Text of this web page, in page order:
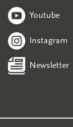
Youtube
Instagram
Newsletter